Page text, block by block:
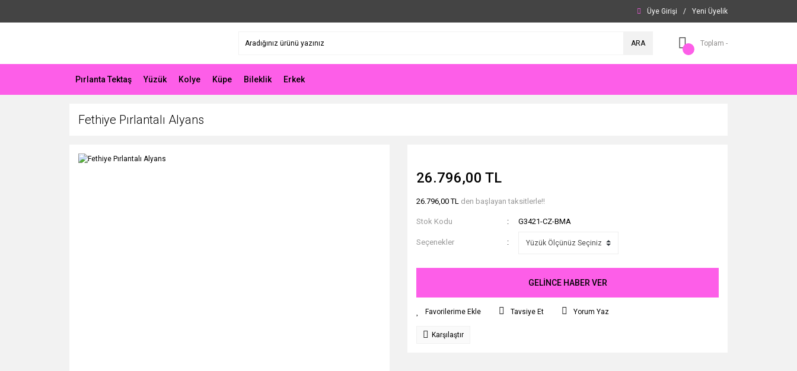
Üye Girişi / Yeni Üyelik
ARA Toplam -
Pırlanta Tektaş Yüzük Kolye Küpe Bileklik Erkek
Fethiye Pırlantalı Alyans
26.796,00 TL
26.796,00 TL den başlayan taksitlerle!!
Stok Kodu G3421-CZ-BMA
Seçenekler
GELİNCE HABER VER
Tavsiye Et Yorum Yaz
Karşılaştır